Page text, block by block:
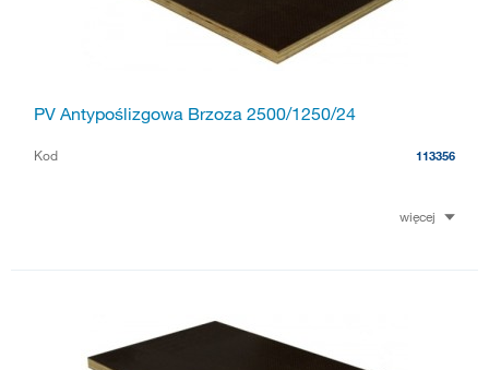
PV Antypoślizgowa Brzoza 2500/1250/24
Kod 113356
więcej